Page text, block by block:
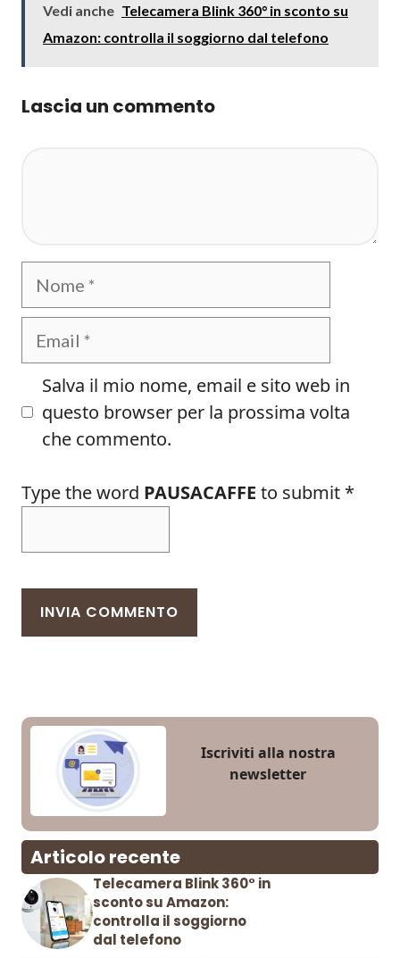
Vedi anche Telecamera Blink 360° in sconto su
Amazon: controlla il soggiorno dal telefono
Lascia un commento
Salva il mio nome, email e sito web in
questo browser per la prossima volta
che commento.
Type the word PAUSACAFFE to submit *
Iscriviti alla nostra
newsletter
Articolo recente
Telecamera Blink 360° in
sconto su Amazon:
controlla il soggiorno
dal telefono